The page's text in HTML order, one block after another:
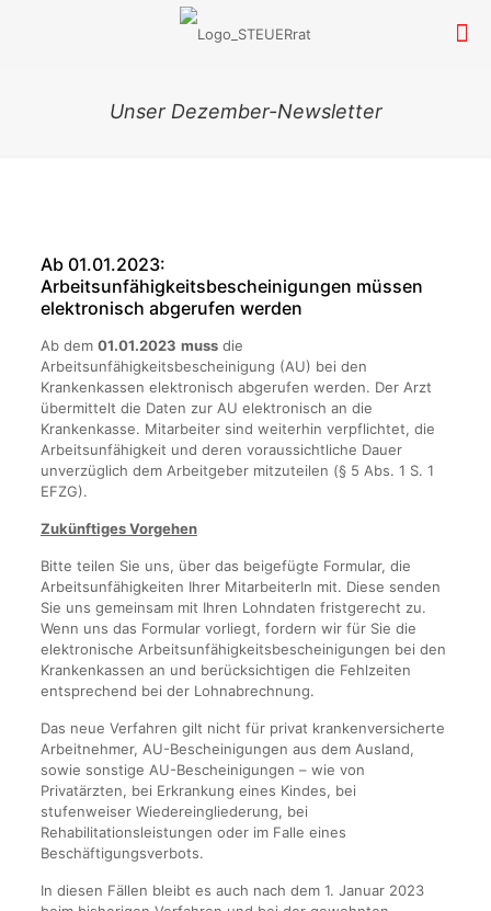
Unser Dezember-Newsletter
Ab 01.01.2023:
Arbeitsunfähigkeitsbescheinigungen müssen
elektronisch abgerufen werden
Ab dem 01.01.2023 mussdie
Arbeitsunfähigkeitsbescheinigung (AU) bei den
Krankenkassen elektronisch abgerufen werden. Der Arzt
übermittelt die Daten zur AU elektronisch an die
Krankenkasse. Mitarbeiter sind weiterhin verpflichtet, die
Arbeitsunfähigkeit und deren voraussichtliche Dauer
unverzüglich dem Arbeitgeber mitzuteilen (§ 5 Abs. 1 S. 1
EFZG).
Zukünftiges Vorgehen
Bitte teilen Sie uns, über das beigefügte Formular, die
Arbeitsunfähigkeiten Ihrer MitarbeiterIn mit. Diese senden
Sie uns gemeinsam mit Ihren Lohndaten fristgerecht zu.
Wenn uns das Formular vorliegt, fordern wir für Sie die
elektronische Arbeitsunfähigkeitsbescheinigungen bei den
Krankenkassen an und berücksichtigen die Fehlzeiten
entsprechend bei der Lohnabrechnung.
Das neue Verfahren gilt nicht für privat krankenversicherte
Arbeitnehmer, AU-Bescheinigungen aus dem Ausland,
sowie sonstige AU-Bescheinigungen – wie von
Privatärzten, bei Erkrankung eines Kindes, bei
stufenweiser Wiedereingliederung, bei
Rehabilitationsleistungen oder im Falle eines
Beschäftigungsverbots.
In diesen Fällen bleibt es auch nach dem 1. Januar 2023